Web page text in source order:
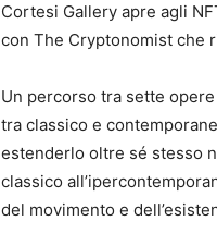
Cortesi Gallery apre agli
con The Cryptonomist che
Un percorso tra sette
tra classico e
estenderlo oltre sé stesso
classico
del movimento e